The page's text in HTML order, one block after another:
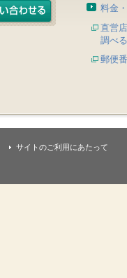
料金
直営
調べる
郵便
サイトのご利用にあたって